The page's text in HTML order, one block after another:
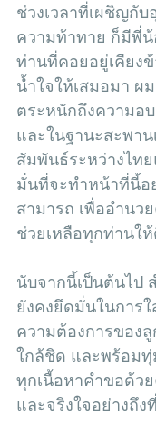
ช่วงเวลาที่เผชิญกับ
ความท้าทาย ก็มีพี่
ท่านที่คอยอยู่เคียง
น้ำใจให้เสมอมา ผ
ตระหนักถึงความอ
และในฐานะสะพา
สัมพันธ์ระหว่างไท
มั่นที่จะทำหน้าที่นี้อ
สามารถ เพื่ออำนว
ช่วยเหลือทุกท่านใ
นับจากนี้เป็นต้นไป
ยังคงยึดมั่นในการ
ความต้องการของ
ใกล้ชิด และพร้อมทุ่
ทุกเนื้อหาคำขอด้ว
และจริงใจอย่างถึง